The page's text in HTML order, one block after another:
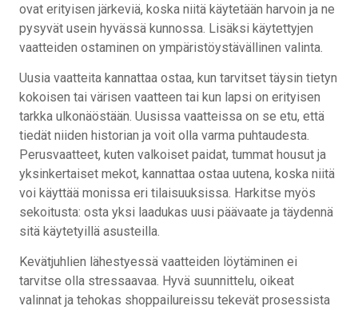
ovat erityisen järkeviä, koska niitä käytetään harvoin ja ne
pysyvät usein hyvässä kunnossa. Lisäksi käytettyjen
vaatteiden ostaminen on ympäristöystävällinen valinta.
Uusia vaatteita kannattaa ostaa, kun tarvitset täysin tietyn
kokoisen tai värisen vaatteen tai kun lapsi on erityisen
tarkka ulkonäöstään. Uusissa vaatteissa on se etu, että
tiedät niiden historian ja voit olla varma puhtaudesta.
Perusvaatteet, kuten valkoiset paidat, tummat housut ja
yksinkertaiset mekot, kannattaa ostaa uutena, koska niitä
voi käyttää monissa eri tilaisuuksissa. Harkitse myös
sekoitusta: osta yksi laadukas uusi päävaate ja täydennä
sitä käytetyillä asusteilla.
Kevätjuhlien lähestyessä vaatteiden löytäminen ei
tarvitse olla stressaavaa. Hyvä suunnittelu, oikeat
valinnat ja tehokas shoppailureissu tekevät prosessista